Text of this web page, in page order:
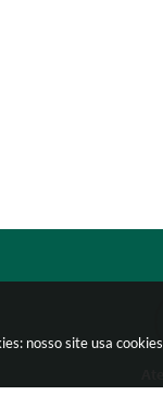
nosso site usa